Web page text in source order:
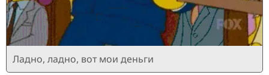
Ладно, ладно, вот мои деньги